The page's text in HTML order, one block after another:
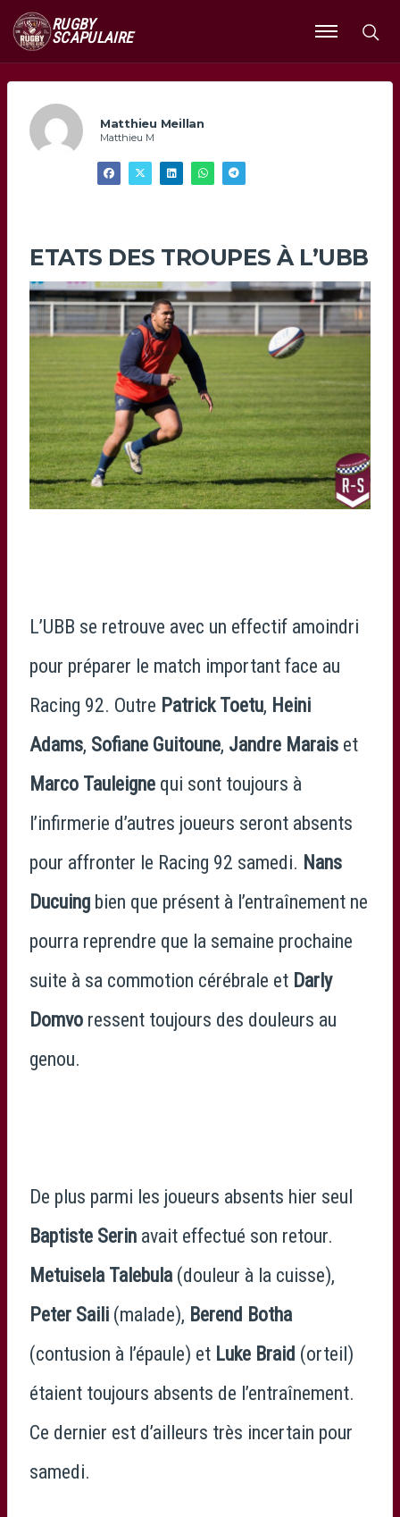
RUGBY
SCAPULAIRE
Ouvrir
le
Matthieu Meillan
Matthieu M
ETATS DES TROUPES À L’UBB
L’UBB se retrouve avec un effectif amoindri
pour préparer le match important face au
Racing 92. Outre Patrick Toetu, Heini
Adams, Sofiane Guitoune, Jandre Marais et
Marco Tauleigne qui sont toujours à
l’infirmerie d’autres joueurs seront absents
pour affronter le Racing 92 samedi. Nans
Ducuing bien que présent à l’entraînement ne
pourra reprendre que la semaine prochaine
suite à sa commotion cérébrale et Darly
Domvo ressent toujours des douleurs au
genou.
De plus parmi les joueurs absents hier seul
Baptiste Serin avait effectué son retour.
Metuisela Talebula (douleur à la cuisse),
Peter Saili (malade), Berend Botha
(contusion à l’épaule) et Luke Braid (orteil)
étaient toujours absents de l’entraînement.
Ce dernier est d’ailleurs très incertain pour
samedi.